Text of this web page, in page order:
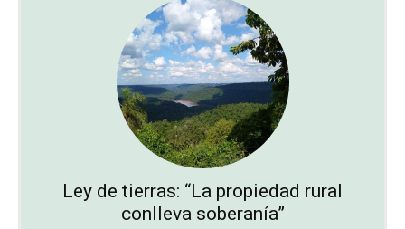
Ley de tierras: “La propiedad rural
conlleva soberanía”